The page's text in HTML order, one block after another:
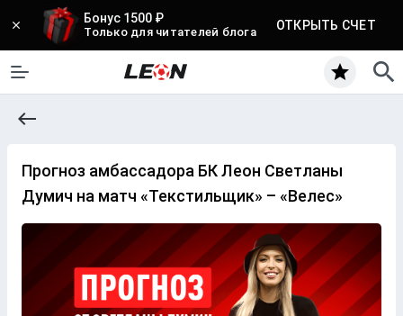
Бонус 1500 ₽
Только для читателей блога ОТКРЫТЬ СЧЕТ
Прогноз амбассадора БК Леон Светланы
Думич на матч «Текстильщик» – «‎Велес»